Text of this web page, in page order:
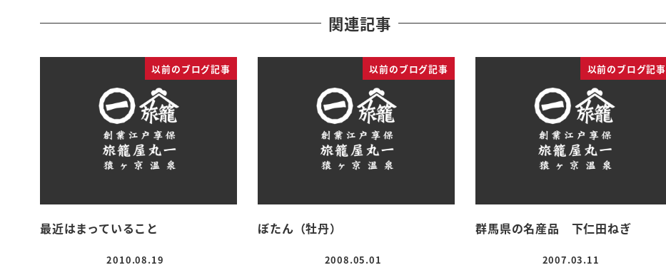
関連記事
以前のブログ記事
最近はまっていること
投稿日
2010.08.19
以前のブログ記事
ぼたん（牡丹）
投稿日
2008.05.01
以前のブログ記事
群馬県の名産品 下仁田ねぎ
投稿日
2007.03.11